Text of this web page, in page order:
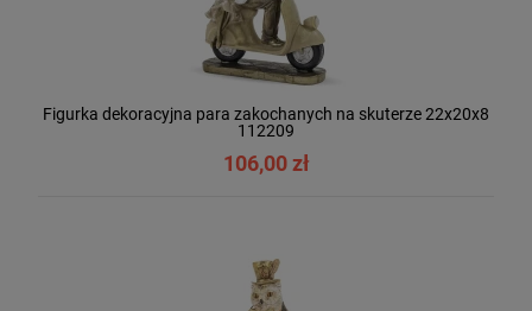
Figurka dekoracyjna para zakochanych na skuterze 22x20x8
112209
106,00 zł